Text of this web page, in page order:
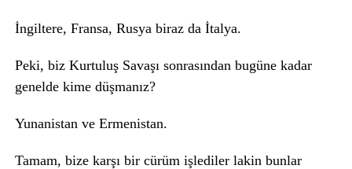
İngiltere, Fransa, Rusya biraz da İtalya.
Peki, biz Kurtuluş Savaşı sonrasından bugüne kadar
genelde kime düşmanız?
Yunanistan ve Ermenistan.
Tamam, bize karşı bir cürüm işlediler lakin bunlar